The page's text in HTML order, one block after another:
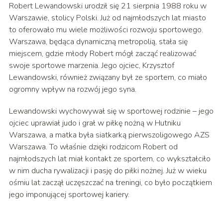
Robert Lewandowski urodził się 21 sierpnia 1988 roku w
Warszawie, stolicy Polski. Już od najmłodszych lat miasto
to oferowało mu wiele możliwości rozwoju sportowego.
Warszawa, będąca dynamiczną metropolią, stała się
miejscem, gdzie młody Robert mógł zacząć realizować
swoje sportowe marzenia. Jego ojciec, Krzysztof
Lewandowski, również związany był ze sportem, co miało
ogromny wpływ na rozwój jego syna.
Lewandowski wychowywał się w sportowej rodzinie – jego
ojciec uprawiał judo i grał w piłkę nożną w Hutniku
Warszawa, a matka była siatkarką pierwszoligowego AZS
Warszawa. To właśnie dzięki rodzicom Robert od
najmłodszych lat miał kontakt ze sportem, co wykształciło
w nim ducha rywalizacji i pasję do piłki nożnej. Już w wieku
ośmiu lat zaczął uczęszczać na treningi, co było początkiem
jego imponującej sportowej kariery.